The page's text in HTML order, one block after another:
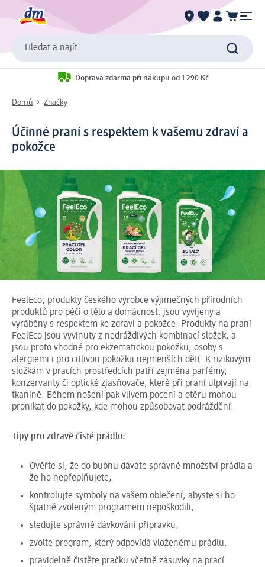
Hledat a najít
Doprava zdarma při nákupu od 1 290 Kč
Domů Značky
Účinné praní s respektem k vašemu zdraví a
pokožce
FeelEco, produkty českého výrobce výjimečných přírodních
produktů pro péči o tělo a domácnost, jsou vyvíjeny a
vyráběny s respektem ke zdraví a pokožce. Produkty na praní
FeelEco jsou vyvinuty z nedráždivých kombinací složek, a
jsou proto vhodné pro ekzematickou pokožku, osoby s
alergiemi i pro citlivou pokožku nejmenších dětí. K rizikovým
složkám v pracích prostředcích patří zejména parfémy,
konzervanty či optické zjasňovače, které při praní ulpívají na
tkanině. Během nošení pak vlivem pocení a otěru mohou
pronikat do pokožky, kde mohou způsobovat podráždění.
Tipy pro zdravě čisté prádlo:
Ověřte si, že do bubnu dáváte správné množství prádla a
že ho nepřeplňujete,
kontrolujte symboly na vašem oblečení, abyste si ho
špatně zvoleným programem nepoškodili,
sledujte správné dávkování přípravku,
zvolte program, který odpovídá vloženému prádlu,
pravidelně čistěte pračku včetně zásuvky na prací